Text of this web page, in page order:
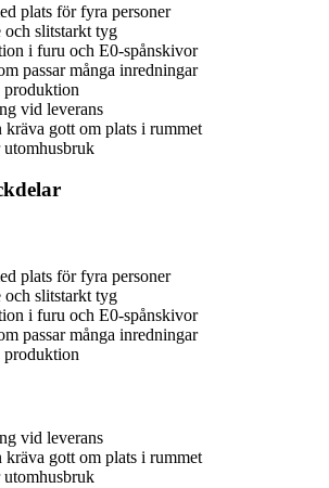
plats för fyra personer
och slitstarkt tyg
i furu och E0-spånskivor
passar många inredningar
vid leverans
kräva gott om plats i rummet
plats för fyra personer
och slitstarkt tyg
i furu och E0-spånskivor
passar många inredningar
vid leverans
kräva gott om plats i rummet